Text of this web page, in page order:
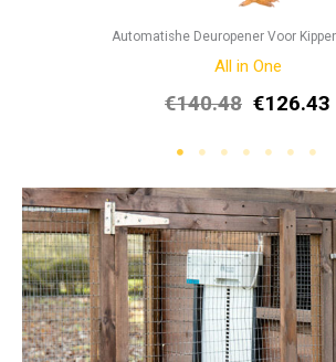
Automatishe Deuropener Voor
All in One
€140.48 €126.43